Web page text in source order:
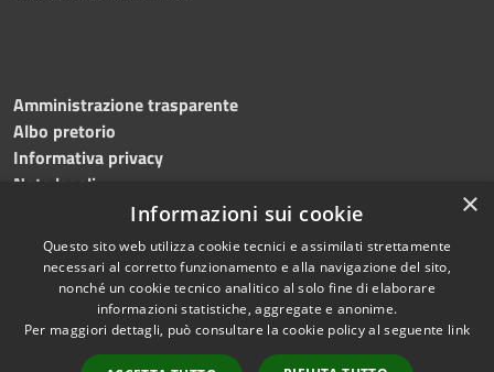
Amministrazione trasparente
Albo pretorio
Informativa privacy
Note legali
Dichiarazione di accessibilità
Accessibilità
Copyright © 2026 • Comune di
Mottola • Powered by
×
Informazioni sui cookie
Questo sito web utilizza cookie tecnici e assimilati strettamente
necessari al corretto funzionamento e alla navigazione del sito,
nonché un cookie tecnico analitico al solo fine di elaborare
informazioni statistiche, aggregate e anonime.
Per maggiori dettagli, può consultare la cookie policy al seguente link